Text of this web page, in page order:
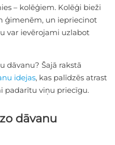
– kolēģiem. Kolēģi bieži
ģimenēm, un iepriecinot
var ievērojami uzlabot
dāvanu? Šajā rakstā
idejas, kas palīdzēs atrast
padarītu viņu priecīgu.
dāvanu